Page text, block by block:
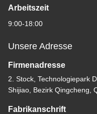
Arbeitszeit
9:00-18:00
Unsere Adresse
Firmenadresse
2. Stock, Technologiepark
Shijiao, Bezirk Qingcheng,
Fabrikanschrift